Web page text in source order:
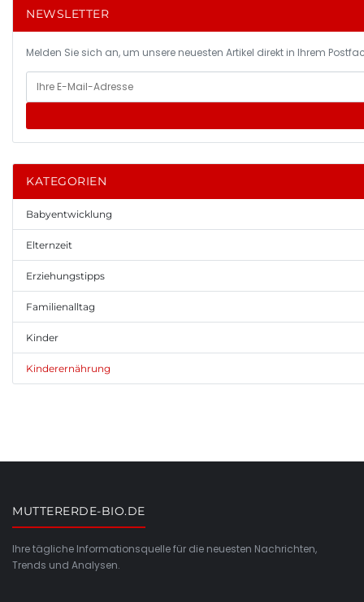
NEWSLETTER
Melden Sie sich an, um unsere neuesten Artikel direkt in Ihrem
KATEGORIEN
Babyentwicklung
Elternzeit
Erziehungstipps
Familienalltag
Kinder
Kinderernährung
MUTTERERDE-BIO.DE
Ihre tägliche Informationsquelle für die neuesten Nachrichten,
Trends und Analysen.